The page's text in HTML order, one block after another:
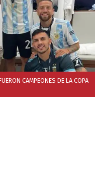
CAMPEONES DE LA COPA